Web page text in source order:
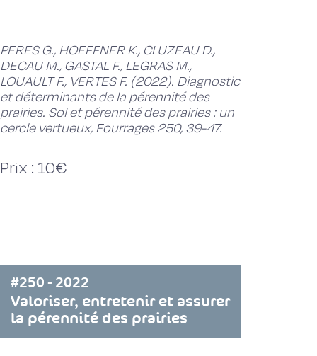
PERES G., HOEFFNER K., CLUZEAU D.,
DECAU M., GASTAL F., LEGRAS M.,
LOUAULT F., VERTES F. (2022). Diagnostic
et déterminants de la pérennité des
prairies. Sol et pérennité des prairies : un
cercle vertueux, Fourrages 250, 39-47.
Prix : 10€
#250 - 2022
Valoriser, entretenir et assurer
la pérennité des prairies